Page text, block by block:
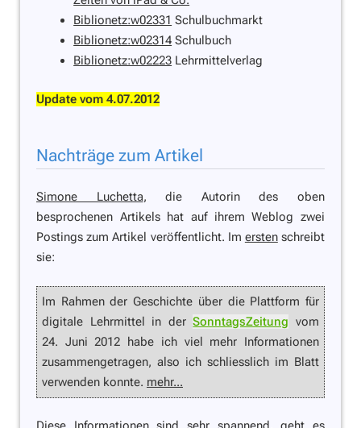
Biblionetz:w02331 Schulbuchmarkt
Biblionetz:w02314 Schulbuch
Biblionetz:w02223 Lehrmittelverlag
Update vom 4.07.2012
Nachträge zum Artikel
Simone Luchetta, die Autorin des oben
besprochenen Artikels hat auf ihrem Weblog zwei
Postings zum Artikel veröffentlicht. Im erstenschreibt
sie:
Im Rahmen der Geschichte über die Plattform für
digitale Lehrmittel in derSonntagsZeitung vom
24. Juni 2012 habe ich viel mehr Informationen
zusammengetragen, also ich schliesslich im Blatt
verwenden konnte. mehr...